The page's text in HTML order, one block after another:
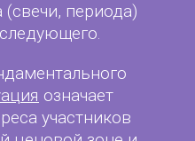
периода)
означает
участников